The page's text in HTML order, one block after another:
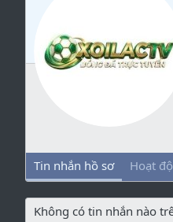
Tin nhắn hồ sơ Hoạt
Không có tin nhắn nào